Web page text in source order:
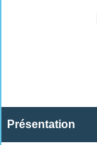
Présentation